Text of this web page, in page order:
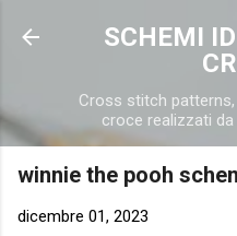
Passa ai
SCHEMI
Cross stitch
croce realizzati
winnie the pooh
dicembre 01, 2023